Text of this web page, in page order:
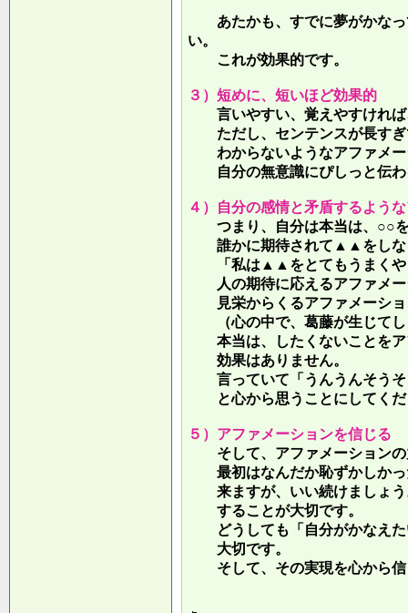
あたかも、すでに夢がかなっ
い。
これが効果的です。
３）短めに、短いほど効果的
言いやすい、覚えやすければ
ただし、センテンスが長すぎ
わからないようなアファメー
自分の無意識にぴしっと伝わ
４）自分の感情と矛盾するよう
つまり、自分は本当は、○○を
誰かに期待されて▲▲をしな
「私は▲▲をとてもうまくや
人の期待に応えるアファメ
見栄からくるアファメーショ
（心の中で、葛藤が生じてし
本当は、したくないことをア
効果はありません。
言っていて 「うんうんそう
と心から思うことにしてくだ
５）アファメーションを信じる
そして、アファメーションの
最初はなんだか恥ずかしかっ
来ますが、いい続けましょう
することが大切です。
どうしても「自分がかなえた
大切です。
そして、その実現を心から信